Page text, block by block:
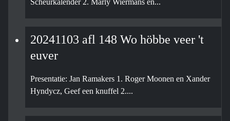
Scheurkalender 2. Marly Wiermans en...
20241103 afl 148 Wo höbbe veer 't
euver
Presentatie: Jan Ramakers 1. Roger Moonen en Xander
Hyndycz, Geef een knuffel 2....